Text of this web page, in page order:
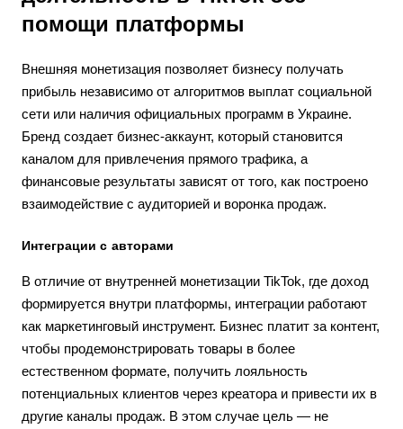
помощи платформы
Внешняя монетизация позволяет бизнесу получать
прибыль независимо от алгоритмов выплат социальной
сети или наличия официальных программ в Украине.
Бренд создает бизнес-аккаунт, который становится
каналом для привлечения прямого трафика, а
финансовые результаты зависят от того, как построено
взаимодействие с аудиторией и воронка продаж.
Интеграции с авторами
В отличие от внутренней монетизации TikTok, где доход
формируется внутри платформы, интеграции работают
как маркетинговый инструмент. Бизнес платит за контент,
чтобы продемонстрировать товары в более
естественном формате, получить лояльность
потенциальных клиентов через креатора и привести их в
другие каналы продаж. В этом случае цель — не